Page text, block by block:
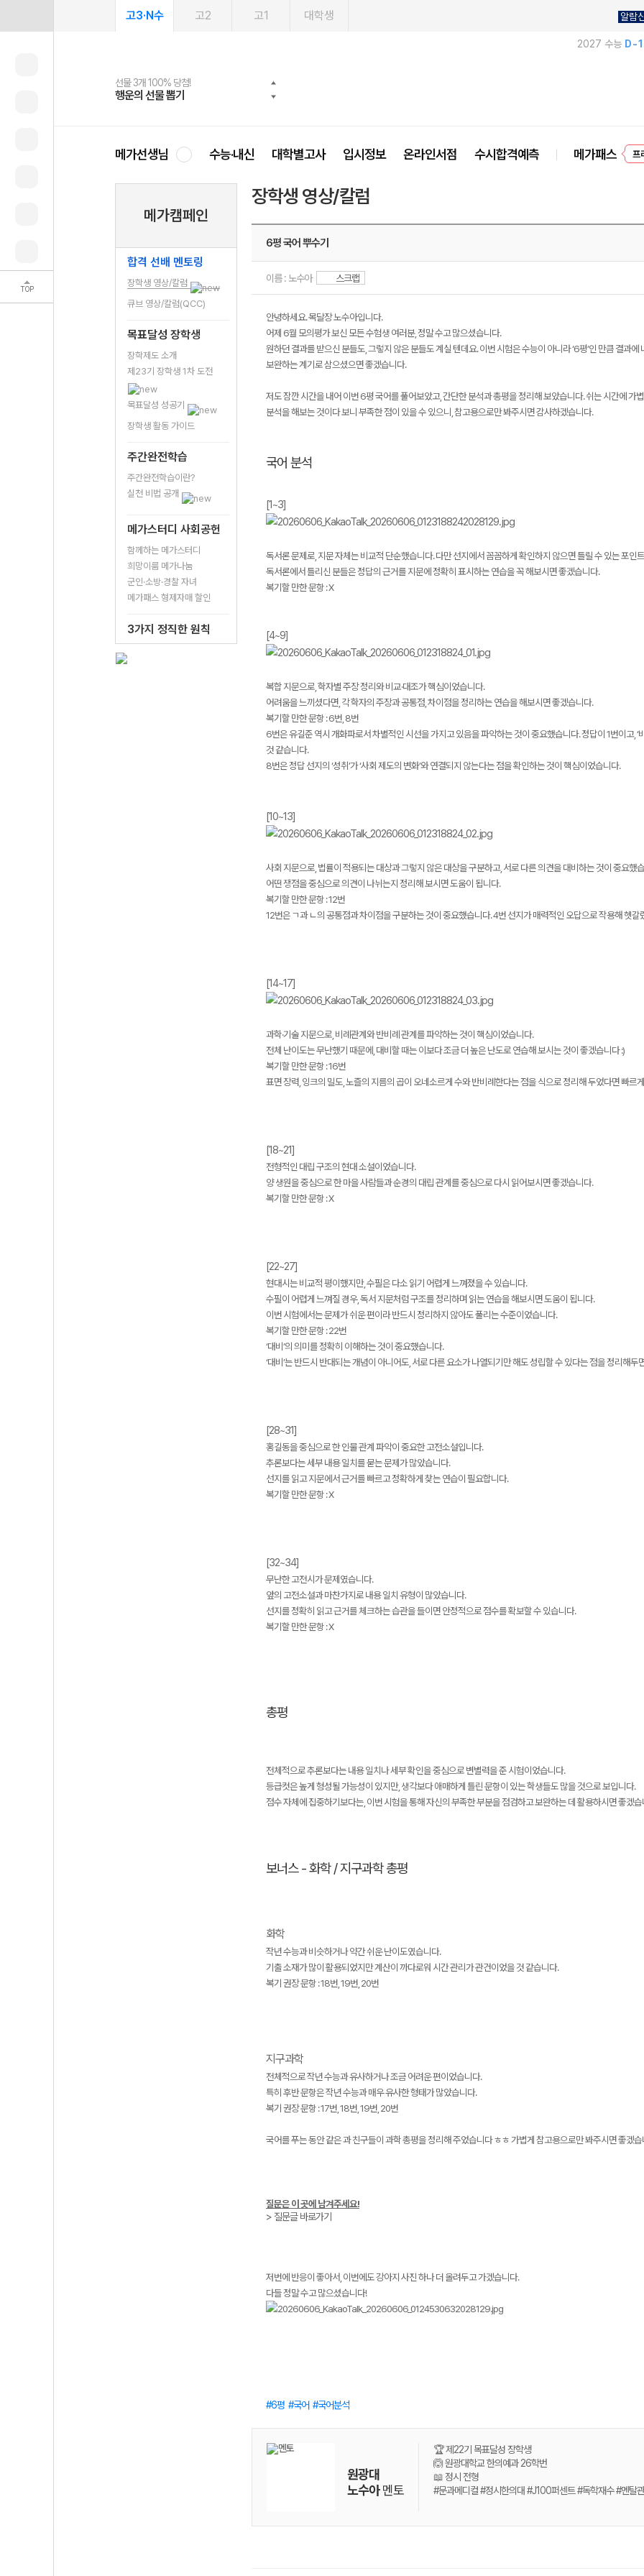
TOP
고3·N수 고2 고1 대학생 알람
2027 수능 D-
선물 3개 100% 당첨!
행운의 선물 뽑기
선물 100% 증정!
메가스터디 X 올리브
여름방학 스터디 캐시백
메가런 썸머스쿨
2027 러셀 단과
강사 공개선발
스마트러닝앱
설문 EVENT
메가패스
3일 무료 체험권
메가패스 수강생 무료혜택!
메가클럽 멤버십
사회공헌 캠페인
희망이룸 메가나눔
메가선생님 수능·내신 대학별고사 입시정보 온라인서점 수시합격예측 메가패스
프
메가캠페인
합격 선배 멘토링
장학생 영상/칼럼
큐브 영상/칼럼(QCC)
목표달성 장학생
장학제도 소개
제23기 장학생 1차 도전
목표달성 성공기
장학생 활동 가이드
주간완전학습
주간완전학습이란?
실천 비법 공개
메가스터디 사회공헌
함께하는 메가스터디
희망이룸 메가나눔
군인·소방·경찰 자녀
메가패스 형제자매 할인
3가지 정직한 원칙
장학생 영상/칼럼
6평 국어 뿌수기
이름 : 노수아 스크랩
안녕하세요. 목달장 노수아입니다.
어제 6월 모의평가 보신 모든 수험생 여러분, 정말 수고 많으셨습니다.
원하던 결과를 받으신 분들도, 그렇지 않은 분들도 계실 텐데요. 이번 시험은 수능이 아니라 ‘6평’인 만큼 결과
보완하는 계기로 삼으셨으면 좋겠습니다.
저도 잠깐 시간을 내어 이번 6평 국어를 풀어보았고, 간단한 분석과 총평을 정리해 보았습니다. 쉬는 시간에 가
분석을 해보는 것이다 보니 부족한 점이 있을 수 있으니, 참고용으로만 봐주시면 감사하겠습니다.
국어 분석
[1~3]
독서론 문제로, 지문 자체는 비교적 단순했습니다. 다만 선지에서 꼼꼼하게 확인하지 않으면 틀릴 수 있는 포인
독서론에서 틀리신 분들은 정답의 근거를 지문에 정확히 표시하는 연습을 꼭 해보시면 좋겠습니다.
복기할 만한 문항 : X
[4~9]
복합 지문으로, 학자별 주장 정리와 비교·대조가 핵심이었습니다.
어려움을 느끼셨다면, 각 학자의 주장과 공통점, 차이점을 정리하는 연습을 해보시면 좋겠습니다.
복기할 만한 문항 : 6번, 8번
6번은 유길준 역시 개화파로서 차별적인 시선을 가지고 있음을 파악하는 것이 중요했습니다. 정답이 1번이고,
것 같습니다.
8번은 정답 선지의 ‘성취’가 ‘사회 제도의 변화’와 연결되지 않는다는 점을 확인하는 것이 핵심이었습니다.
[10~13]
사회 지문으로, 법률이 적용되는 대상과 그렇지 않은 대상을 구분하고, 서로 다른 의견을 대비하는 것이 중요했
어떤 쟁점을 중심으로 의견이 나뉘는지 정리해 보시면 도움이 됩니다.
복기할 만한 문항 : 12번
12번은 ㄱ과 ㄴ의 공통점과 차이점을 구분하는 것이 중요했습니다. 4번 선지가 매력적인 오답으로 작용해 헷갈
[14~17]
과학·기술 지문으로, 비례관계와 반비례 관계를 파악하는 것이 핵심이었습니다.
전체 난이도는 무난했기 때문에, 대비할 때는 이보다 조금 더 높은 난도로 연습해 보시는 것이 좋겠습니다 :)
복기할 만한 문항 : 16번
표면 장력, 잉크의 밀도, 노즐의 지름의 곱이 오네소르게 수와 반비례한다는 점을 식으로 정리해 두었다면 빠르
[18~21]
전형적인 대립 구조의 현대 소설이었습니다.
양 생원을 중심으로 한 마을 사람들과 순경의 대립 관계를 중심으로 다시 읽어보시면 좋겠습니다.
복기할 만한 문항 : X
[22~27]
현대시는 비교적 평이했지만, 수필은 다소 읽기 어렵게 느껴졌을 수 있습니다.
수필이 어렵게 느껴질 경우, 독서 지문처럼 구조를 정리하며 읽는 연습을 해보시면 도움이 됩니다.
이번 시험에서는 문제가 쉬운 편이라 반드시 정리하지 않아도 풀리는 수준이었습니다.
복기할 만한 문항 : 22번
‘대비’의 의미를 정확히 이해하는 것이 중요했습니다.
‘대비’는 반드시 반대되는 개념이 아니어도, 서로 다른 요소가 나열되기만 해도 성립할 수 있다는 점을 정리해두
[28~31]
홍길동을 중심으로 한 인물 관계 파악이 중요한 고전소설입니다.
추론보다는 세부 내용 일치를 묻는 문제가 많았습니다.
선지를 읽고 지문에서 근거를 빠르고 정확하게 찾는 연습이 필요합니다.
복기할 만한 문항 : X
[32~34]
무난한 고전시가 문제였습니다.
앞의 고전소설과 마찬가지로 내용 일치 유형이 많았습니다.
선지를 정확히 읽고 근거를 체크하는 습관을 들이면 안정적으로 점수를 확보할 수 있습니다.
복기할 만한 문항 : X
총평
전체적으로 추론보다는 내용 일치나 세부 확인을 중심으로 변별력을 준 시험이었습니다.
등급컷은 높게 형성될 가능성이 있지만, 생각보다 애매하게 틀린 문항이 있는 학생들도 많을 것으로 보입니다.
점수 자체에 집중하기보다는, 이번 시험을 통해 자신의 부족한 부분을 점검하고 보완하는 데 활용하시면 좋겠습
보너스 - 화학 / 지구과학 총평
화학
작년 수능과 비슷하거나 약간 쉬운 난이도였습니다.
기출 소재가 많이 활용되었지만 계산이 까다로워 시간 관리가 관건이었을 것 같습니다.
복기 권장 문항 : 18번, 19번, 20번
지구과학
전체적으로 작년 수능과 유사하거나 조금 어려운 편이었습니다.
특히 후반 문항은 작년 수능과 매우 유사한 형태가 많았습니다.
복기 권장 문항 : 17번, 18번, 19번, 20번
국어를 푸는 동안 같은 과 친구들이 과학 총평을 정리해 주었습니다 ㅎㅎ 가볍게 참고용으로만 봐주시면 좋겠습
질문은 이 곳에 남겨주세요!
> 질문글 바로가기
저번에 반응이 좋아서, 이번에도 강아지 사진 하나 더 올려두고 가겠습니다.
다들 정말 수고 많으셨습니다!
6평 국어 국어분석
원광대
노수아멘토
🏆 제22기 목표달성 장학생
🙆 원광대학교 한의예과 26학번
📖 정시 전형
#문과메디컬 #정시한의대 #J100퍼센트 #독학재수 #멘탈